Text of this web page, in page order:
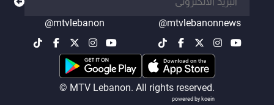
@mtvlebanonnews
@mtvlebanon
© MTV Lebanon. All rights reserved.
powered by koein